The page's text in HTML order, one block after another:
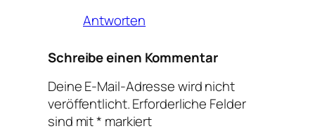
Antworten
Schreibe einen Kommentar
Deine E-Mail-Adresse wird nicht
veröffentlicht.Erforderliche Felder
sind mit* markiert